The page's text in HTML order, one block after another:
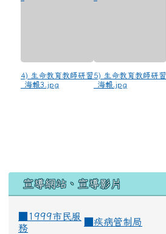
4) 生命教育教師研習
_海報3.jpg
5) 生命教育教師研習
_海報.jpg
宣導網站、宣導影片
■1999市民服
務
疾病管制局